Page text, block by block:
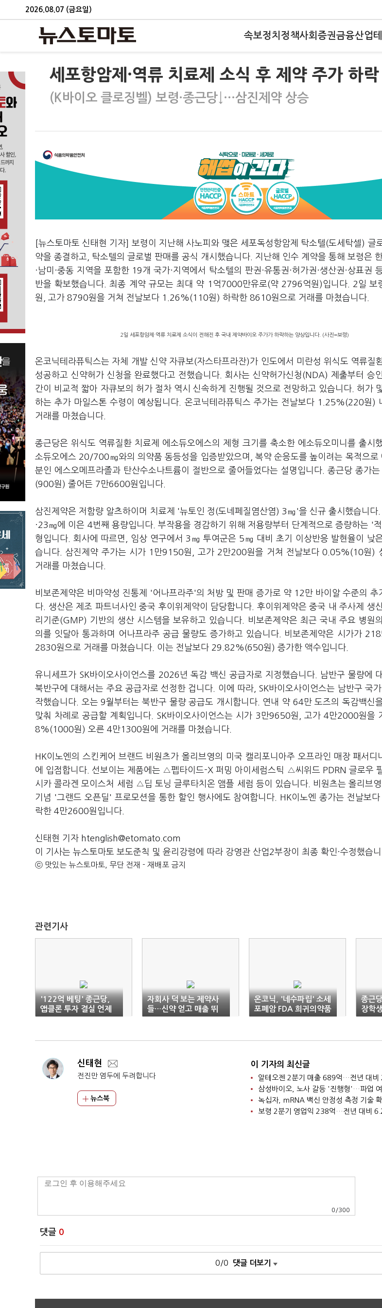
2026.08.07 (금요일)
속보정치 정책사회 증권금융산업
세포항암제·역류 치료제 소식 후 제약 주가 하락
(K바이오 클로징벨) 보령·종근당↓…삼진제약 상승
[뉴스토마토 신태현 기자] 보령이 지난해 사노피와 맺은 세포독성항암제 탁소텔(도세탁셀) 글
약을 종결하고, 탁소텔의 글로벌 판매를 공식 개시했습니다. 지난해 인수 계약을 통해 보령은 한
·남미·중동 지역을 포함한 19개 국가·지역에서 탁소텔의 판권·유통권·허가권·생산권·상표권
반을 확보했습니다. 최종 계약 규모는 최대 약 1억7000만유로(약 2796억원)입니다. 2일
원, 고가 8790원을 거쳐 전날보다 1.26%(110원) 하락한 8610원으로 거래를 마쳤습니다.
2일 세포항암제·역류 치료제 소식이 전해진 후 국내 제약바이오 주가가 하락하는 양상입니다. (사진=보령)
온코닉테라퓨틱스는 자체 개발 신약 자큐보(자스타프라잔)가 인도에서 미란성 위식도 역류질
성공하고 신약허가 신청을 완료했다고 전했습니다. 회사는 신약허가신청(NDA) 제출부터 승
간이 비교적 짧아 자큐보의 허가 절차 역시 신속하게 진행될 것으로 전망하고 있습니다. 허가
하는 추가 마일스톤 수령이 예상됩니다. 온코닉테라퓨틱스 주가는 전날보다 1.25%(220원)
거래를 마쳤습니다.
종근당은 위식도 역류질환 치료제 에소듀오에스의 제형 크기를 축소한 에소듀오미니를 출시
소듀오에스 20/700㎎와의 의약품 동등성을 입증받았으며, 복약 순응도를 높이려는 목적으로
분인 에스오메프라졸과 탄산수소나트륨이 절반으로 줄어들었다는 설명입니다. 종근당 종가
(900원) 줄어든 7만6600원입니다.
삼진제약은 저함량 알츠하이머 치료제 '뉴토인 정(도네페질염산염) 3㎎'을 신규 출시했습니다
·23㎎에 이은 4번째 용량입니다. 부작용을 경감하기 위해 저용량부터 단계적으로 증량하는 '
형입니다. 회사에 따르면, 임상 연구에서 3㎎ 투여군은 5㎎ 대비 초기 이상반응 발현율이 낮
습니다. 삼진제약 주가는 시가 1만9150원, 고가 2만200원을 거쳐 전날보다 0.05%(10원)
거래를 마쳤습니다.
비보존제약은 비마약성 진통제 '어나프라주'의 처방 및 판매 증가로 약 12만 바이알 수준의 추
다. 생산은 제조 파트너사인 중국 후이위제약이 담당합니다. 후이위제약은 중국 내 주사제 생
리기준(GMP) 기반의 생산 시스템을 보유하고 있습니다. 비보존제약은 최근 국내 주요 병원
의를 잇달아 통과하며 어나프라주 공급 물량도 증가하고 있습니다. 비보존제약은 시가가
2830원으로 거래를 마쳤습니다. 이는 전날보다 29.82%(650원) 증가한 액수입니다.
유니세프가 SK바이오사이언스를 2026년 독감 백신 공급자로 지정했습니다. 남반구 물량에
북반구에 대해서는 주요 공급자로 선정한 겁니다. 이에 따라, SK바이오사이언스는 남반구 국
작했습니다. 오는 9월부터는 북반구 물량 공급도 개시합니다. 연내 약 64만 도즈의 독감백신
맞춰 차례로 공급할 계획입니다. SK바이오사이언스는 시가 3만9650원, 고가 4만2000원을
8%(1000원) 오른 4만1300원에 거래를 마쳤습니다.
HK이노엔의 스킨케어 브랜드 비원츠가 올리브영의 미국 캘리포니아주 오프라인 매장 패서디
에 입점합니다. 선보이는 제품에는 △펩타이드-X 퍼밍 아이세럼스틱 △씨위드 PDRN 글로우
시카 콜라겐 모이스처 세럼 △딥 토닝 글루타치온 앰플 세럼 등이 있습니다. 비원츠는 올리브
기념 '그랜드 오픈딜' 프로모션을 통한 할인 행사에도 참여합니다. HK이노엔 종가는 전날보
락한 4만2600원입니다.
신태현 기자 htenglish@etomato.com
이 기사는 뉴스토마토 보도준칙 및 윤리강령에 따라 강영관 산업2부장이 최종 확인·수정했습니
ⓒ 맛있는 뉴스토마토, 무단 전재 - 재배포 금지
관련기사
'122억 베팅' 종근당,
앱클론 투자 결실 언제
쯤
자회사 덕 보는 제약사
들…신약 얻고 매출 뛰
고
온코닉, '네수파립' 소세
포폐암 FDA 희귀의약품
승인 획득
종근
장학
지원
신태현
전진만 염두에 두려합니다
뉴스북
이 기자의 최신글
알테오젠 2분기 매출 689억…전년 대
삼성바이오, 노사 갈등 '진행형'…파업
녹십자, mRNA 백신 안정성 측정 기술
보령 2분기 영업익 238억…전년 대비
0 /300
댓글 0
0/0 댓글 더보기